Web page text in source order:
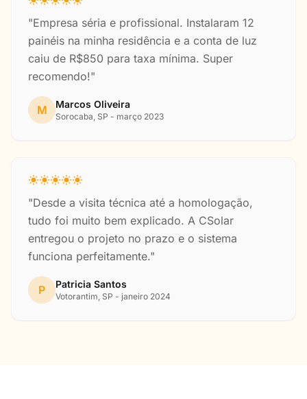
"Empresa séria e profissional. Instalaram 12
painéis na minha residência e a conta de luz
caiu de R$850 para taxa mínima. Super
recomendo!"
M Marcos Oliveira
Sorocaba, SP - março 2023
"Desde a visita técnica até a homologação,
tudo foi muito bem explicado. A CSolar
entregou o projeto no prazo e o sistema
funciona perfeitamente."
P Patricia Santos
Votorantim, SP - janeiro 2024